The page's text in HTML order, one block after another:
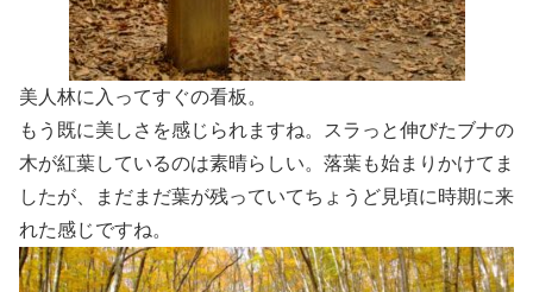
美人林に入ってすぐの看板。
もう既に美しさを感じられますね。スラっと伸びたブナの
木が紅葉しているのは素晴らしい。落葉も始まりかけてま
したが、まだまだ葉が残っていてちょうど見頃に時期に来
れた感じですね。